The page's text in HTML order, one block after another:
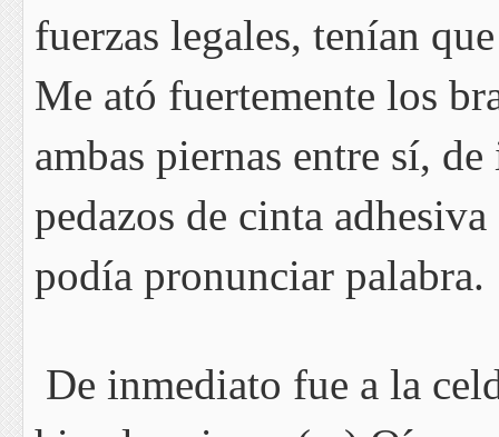
fuerzas legales, tenían
Me ató fuertemente los
ambas piernas entre sí,
pedazos de cinta
podía pronunciar palabra.
De inmediato fue a la